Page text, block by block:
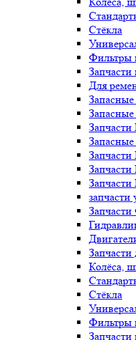
Стёкла
Фильтры
Запчасти
Для
Запасные
Запчасти
Запчасти
запчасти
Запчасти
Колёса,
Стёкла
Фильтры
Запчасти